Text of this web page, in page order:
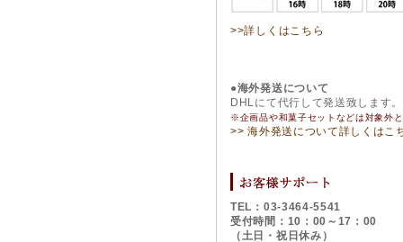
>>詳しくはこちら
●海外発送について
DHLにて代行して発送致します。
※企画品や和菓子セットなどは対象外
>> 海外発送について詳しくはこ
TEL：03-3464-5541
受付時間：10：00～17：00
（土日・祝日休み）